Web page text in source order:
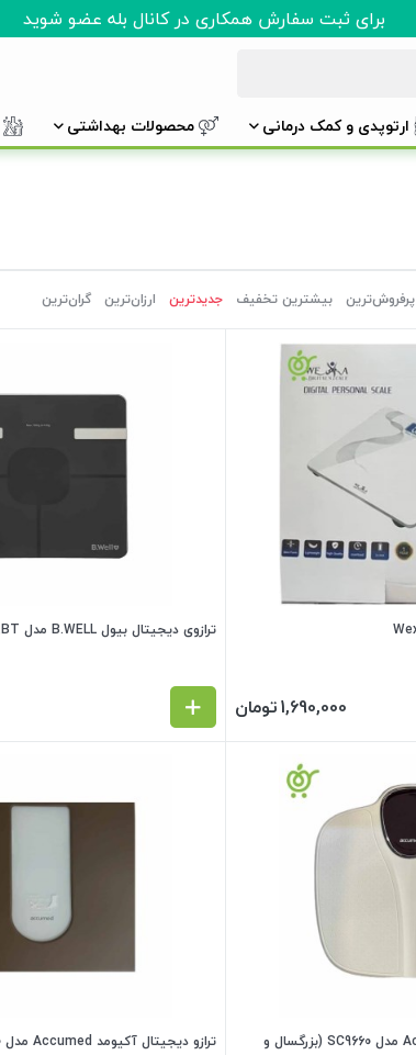
برای ثبت سفارش همکاری در کانال بله عضو شوید
ارتوپدی و کمک درمانی محصولات بهداشتی
پرفروش‌ترین‌ بیشترین تخفیف جدیدترین ارزان‌ترین گران‌ترین
1,690,000تومان
ترازوی دیجیتال بیول B.WELL مدل WK-168BT
ترازو دیجیتال آکیومد Accumed مدل SC9660 (بزرگسال و
ترازو دیجیتال آکیومد Accumed مدل SC9960